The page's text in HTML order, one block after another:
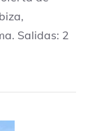
Salidas: 2